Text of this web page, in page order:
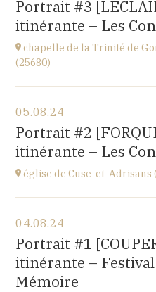
3 chemin de l'église
à20H00
Portrait #3
itinérante – Les
chapelle de la Trinité de
(25680)
Gondenans-les-Moulins
(25680)
à18H00
05.08.24
Portrait #2
itinérante – Les
église de Cuse-et-Adrisans
Cuse-et-Adrisans
(25680)
à15H
04.08.24
Portrait #1
itinérante –
Mémoire